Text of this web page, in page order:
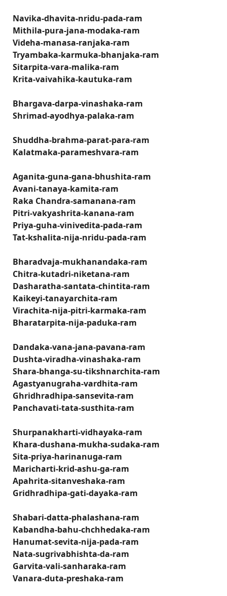
Navika-dhavita-nridu-pada-ram
Mithila-pura-jana-modaka-ram
Videha-manasa-ranjaka-ram
Tryambaka-karmuka-bhanjaka-ram
Sitarpita-vara-malika-ram
Krita-vaivahika-kautuka-ram
Bhargava-darpa-vinashaka-ram
Shrimad-ayodhya-palaka-ram
Shuddha-brahma-parat-para-ram
Kalatmaka-parameshvara-ram
Aganita-guna-gana-bhushita-ram
Avani-tanaya-kamita-ram
Raka Chandra-samanana-ram
Pitri-vakyashrita-kanana-ram
Priya-guha-vinivedita-pada-ram
Tat-kshalita-nija-nridu-pada-ram
Bharadvaja-mukhanandaka-ram
Chitra-kutadri-niketana-ram
Dasharatha-santata-chintita-ram
Kaikeyi-tanayarchita-ram
Virachita-nija-pitri-karmaka-ram
Bharatarpita-nija-paduka-ram
Dandaka-vana-jana-pavana-ram
Dushta-viradha-vinashaka-ram
Shara-bhanga-su-tikshnarchita-ram
Agastyanugraha-vardhita-ram
Ghridhradhipa-sansevita-ram
Panchavati-tata-susthita-ram
Shurpanakharti-vidhayaka-ram
Khara-dushana-mukha-sudaka-ram
Sita-priya-harinanuga-ram
Maricharti-krid-ashu-ga-ram
Apahrita-sitanveshaka-ram
Gridhradhipa-gati-dayaka-ram
Shabari-datta-phalashana-ram
Kabandha-bahu-chchhedaka-ram
Hanumat-sevita-nija-pada-ram
Nata-sugrivabhishta-da-ram
Garvita-vali-sanharaka-ram
Vanara-duta-preshaka-ram